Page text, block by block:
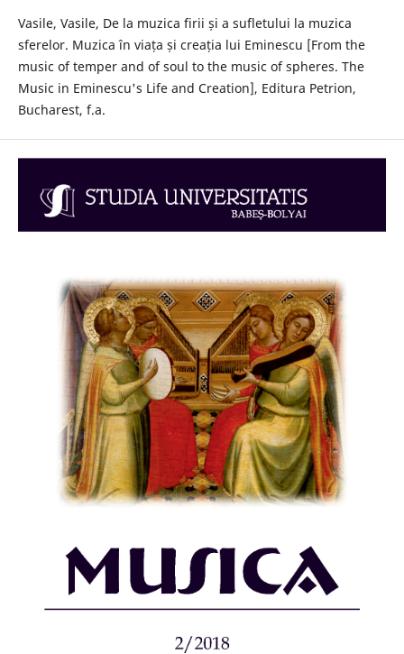
Vasile, Vasile, De la muzica firii și a sufletului la muzica
sferelor. Muzica în viața și creația lui Eminescu [From the
music of temper and of soul to the music of spheres. The
Music in Eminescu's Life and Creation], Editura Petrion,
Bucharest, f.a.